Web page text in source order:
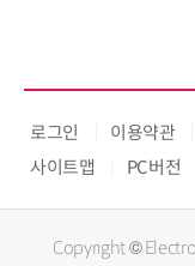
로그인 이용약관
사이트맵
PC버전
Copyright ©